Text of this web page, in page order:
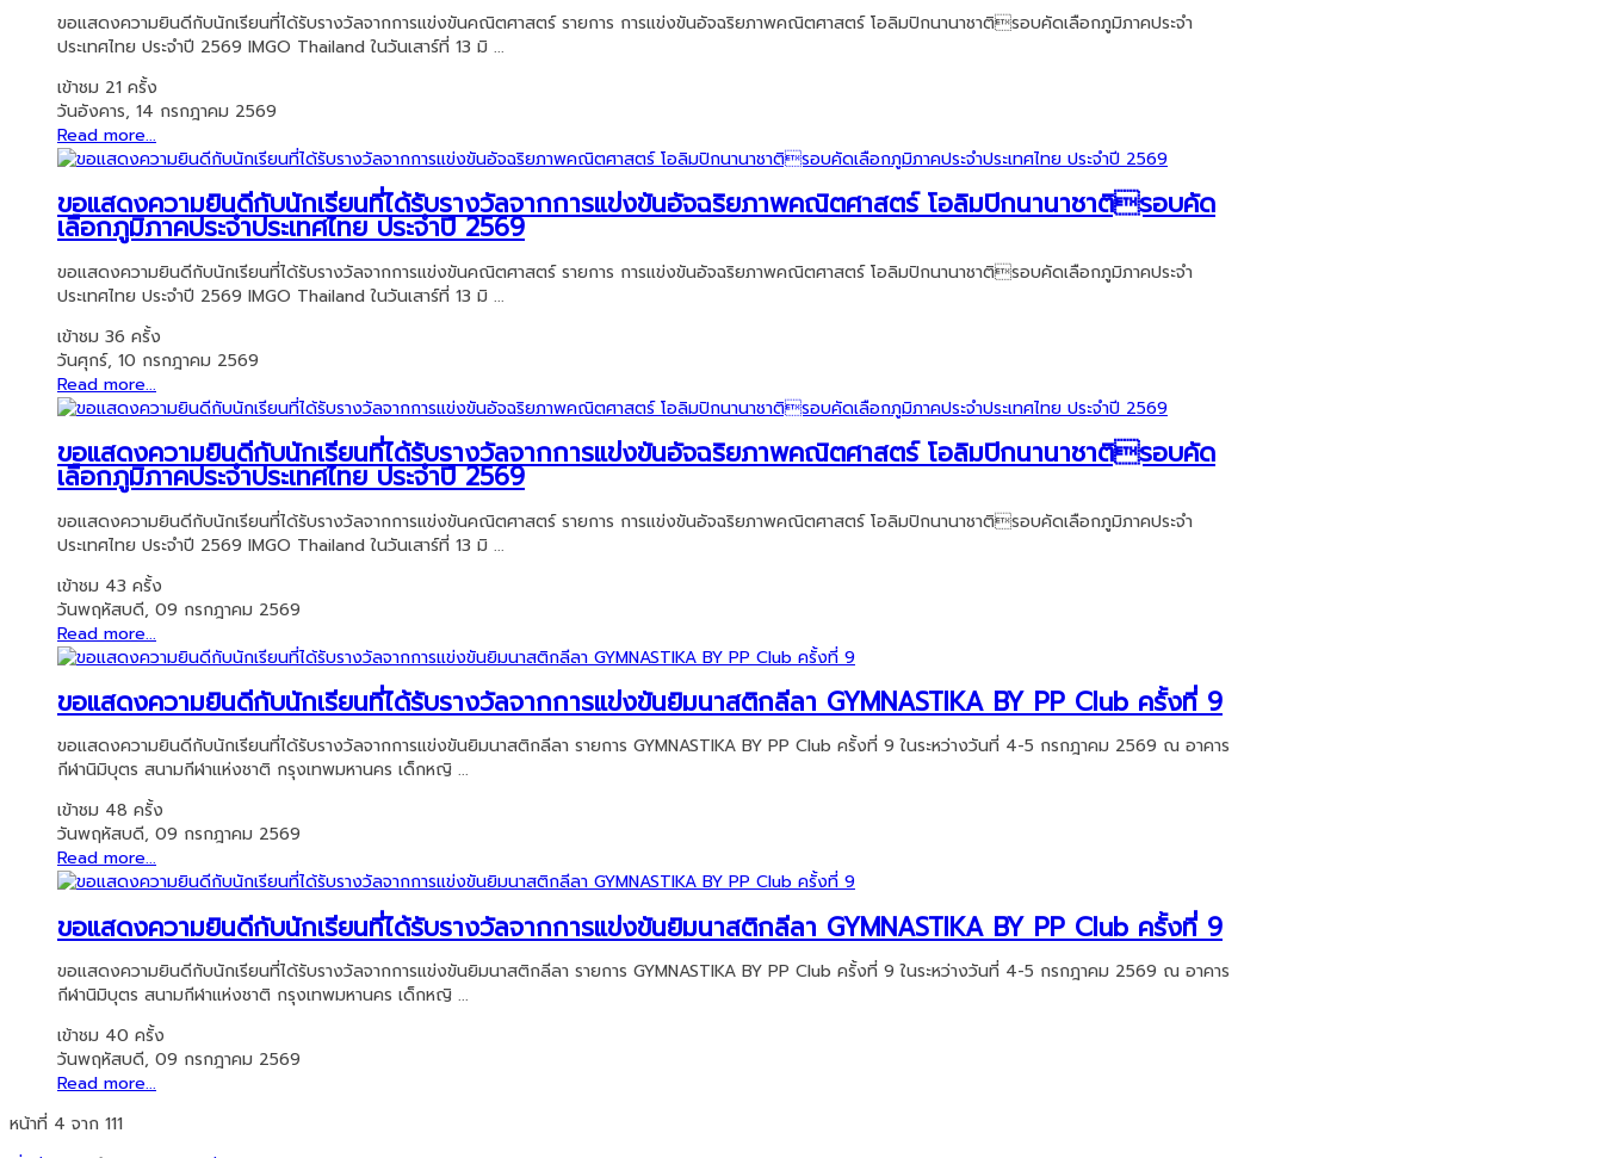
ขอแสดงความยินดีกับนักเรียนที่ได้รับรางวัลจากการแข่งขันคณิตศาสตร์ รายการ การแข่งขันอัจฉริยภาพคณิตศาสตร์ โอลิมปิกนานาชาติรอบคัดเลือกภูมิภาคประจำ
ประเทศไทย ประจำปี 2569 IMGO Thailand ในวันเสาร์ที่ 13 มิ ...
เข้าชม 21 ครั้ง
วันอังคาร, 14 กรกฎาคม 2569
Read more...
ขอแสดงความยินดีกับนักเรียนที่ได้รับรางวัลจากการแข่งขันอัจฉริยภาพคณิตศาสตร์ โอลิมปิกนานาชาติรอบคัด
เลือกภูมิภาคประจำประเทศไทย ประจำปี 2569
ขอแสดงความยินดีกับนักเรียนที่ได้รับรางวัลจากการแข่งขันคณิตศาสตร์ รายการ การแข่งขันอัจฉริยภาพคณิตศาสตร์ โอลิมปิกนานาชาติรอบคัดเลือกภูมิภาคประจำ
ประเทศไทย ประจำปี 2569 IMGO Thailand ในวันเสาร์ที่ 13 มิ ...
เข้าชม 36 ครั้ง
วันศุกร์, 10 กรกฎาคม 2569
Read more...
ขอแสดงความยินดีกับนักเรียนที่ได้รับรางวัลจากการแข่งขันอัจฉริยภาพคณิตศาสตร์ โอลิมปิกนานาชาติรอบคัด
เลือกภูมิภาคประจำประเทศไทย ประจำปี 2569
ขอแสดงความยินดีกับนักเรียนที่ได้รับรางวัลจากการแข่งขันคณิตศาสตร์ รายการ การแข่งขันอัจฉริยภาพคณิตศาสตร์ โอลิมปิกนานาชาติรอบคัดเลือกภูมิภาคประจำ
ประเทศไทย ประจำปี 2569 IMGO Thailand ในวันเสาร์ที่ 13 มิ ...
เข้าชม 43 ครั้ง
วันพฤหัสบดี, 09 กรกฎาคม 2569
Read more...
ขอแสดงความยินดีกับนักเรียนที่ได้รับรางวัลจากการแข่งขันยิมนาสติกลีลา GYMNASTIKA BY PP Club ครั้งที่ 9
ขอแสดงความยินดีกับนักเรียนที่ได้รับรางวัลจากการแข่งขันยิมนาสติกลีลา รายการ GYMNASTIKA BY PP Club ครั้งที่ 9 ในระหว่างวันที่ 4-5 กรกฎาคม 2569 ณ อาคาร
กีฬานิมิบุตร สนามกีฬาแห่งชาติ กรุงเทพมหานคร เด็กหญิ ...
เข้าชม 48 ครั้ง
วันพฤหัสบดี, 09 กรกฎาคม 2569
Read more...
ขอแสดงความยินดีกับนักเรียนที่ได้รับรางวัลจากการแข่งขันยิมนาสติกลีลา GYMNASTIKA BY PP Club ครั้งที่ 9
ขอแสดงความยินดีกับนักเรียนที่ได้รับรางวัลจากการแข่งขันยิมนาสติกลีลา รายการ GYMNASTIKA BY PP Club ครั้งที่ 9 ในระหว่างวันที่ 4-5 กรกฎาคม 2569 ณ อาคาร
กีฬานิมิบุตร สนามกีฬาแห่งชาติ กรุงเทพมหานคร เด็กหญิ ...
เข้าชม 40 ครั้ง
วันพฤหัสบดี, 09 กรกฎาคม 2569
Read more...
หน้าที่ 4 จาก 111